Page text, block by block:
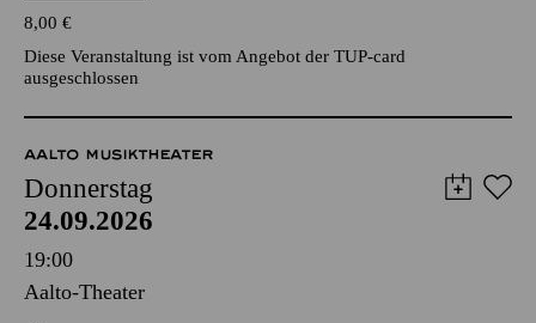
8,00 €
Diese Veranstaltung ist vom Angebot der TUP-card
ausgeschlossen
AALTO MUSIKTHEATER
Donnerstag
24.09.2026
19:00
Aalto-Theater